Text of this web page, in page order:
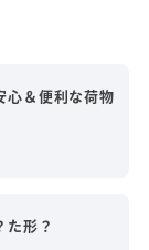
心＆便利な荷物
た形？